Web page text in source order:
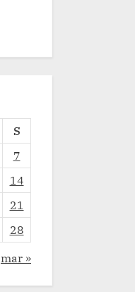
Höstväder, och
Författarens egna ord.
S
7
14
21
28
mar »